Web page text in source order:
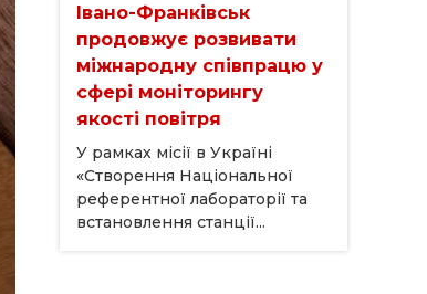
Івано-Франківськ
продовжує розвивати
міжнародну співпрацю у
сфері моніторингу
якості повітря
У рамках місії в Україні
«Створення Національної
референтної лабораторії та
встановлення станції...